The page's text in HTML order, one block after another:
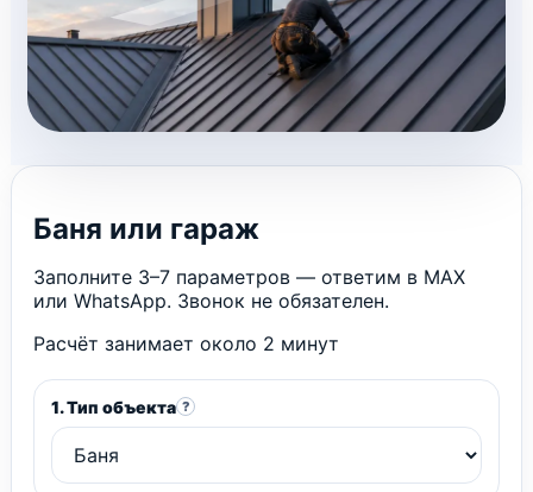
Баня или гараж
Заполните 3–7 параметров — ответим в MAX
или WhatsApp. Звонок не обязателен.
Расчёт занимает около 2 минут
1. Тип объекта ?